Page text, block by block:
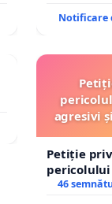
Notificare
agresivi
Petiție
agresivi
46